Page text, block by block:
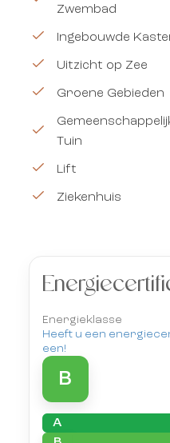
Zwembad
Ingebouwde
Uitzicht op Zee
Groene Gebieden
Tuin
Lift
Ziekenhuis
Energieklasse
Heeft u een
een!
B
A